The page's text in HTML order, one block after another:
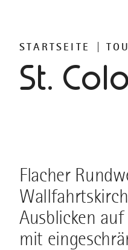
STARTSEITE
St.
Flacher
Ausblicken
mit